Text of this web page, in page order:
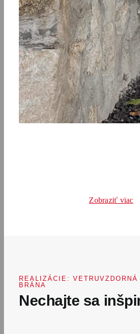
Zobraziť viac
REALIZÁCIE: VETRUVZDORNÁ
BRÁNA
Nechajte sa